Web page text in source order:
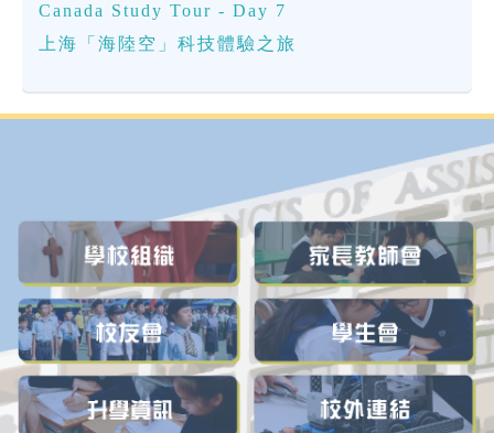
Canada Study Tour - Day 7
上海「海陸空」科技體驗之旅